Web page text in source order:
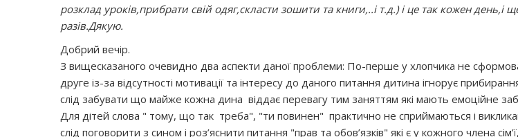
розклад уроків,прибрати свій одяг,скласти зошити та книги,..і т.д.) і це так кожен день,і
разів.Дякую.
Добрий вечір.
З вищесказаного очевидно два аспекти даної проблеми: По-перше у хлопчика не
друге із-за відсутності мотивації та інтересу до даного питання дитина ігнорує
слід забувати що майже кожна дина віддає перевагу тим заняттям які мають емоційне
Для дітей слова " тому, що так треба", "ти повинен" практично не сприймаються і
слід поговорити з сином і роз’яснити питання "прав та обов’язків" які є у кожного члена